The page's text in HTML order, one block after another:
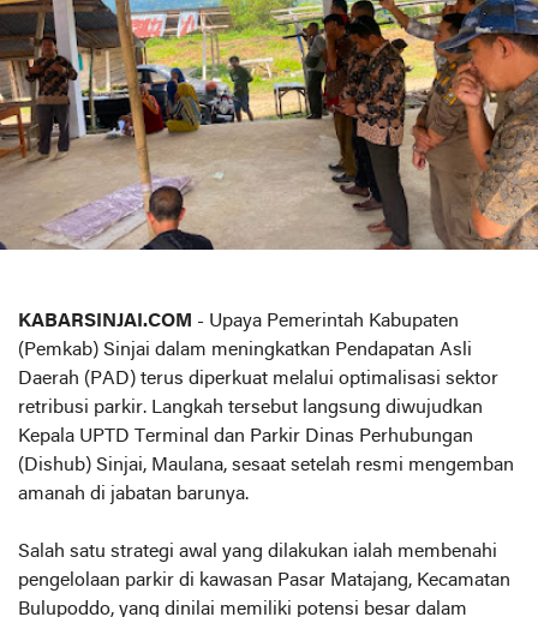
KABARSINJAI.COM - Upaya Pemerintah Kabupaten
(Pemkab) Sinjai dalam meningkatkan Pendapatan Asli
Daerah (PAD) terus diperkuat melalui optimalisasi sektor
retribusi parkir. Langkah tersebut langsung diwujudkan
Kepala UPTD Terminal dan Parkir Dinas Perhubungan
(Dishub) Sinjai, Maulana, sesaat setelah resmi mengemban
amanah di jabatan barunya.
Salah satu strategi awal yang dilakukan ialah membenahi
pengelolaan parkir di kawasan Pasar Matajang, Kecamatan
Bulupoddo, yang dinilai memiliki potensi besar dalam